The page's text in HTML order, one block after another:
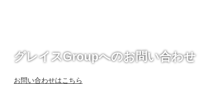
グレイスGroupへのお問い合わせ
お問い合わせはこちら